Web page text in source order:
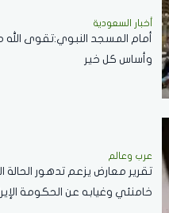
أخبار السعودية
أمام المسجد النبوي:تقوى الله
وأساس كل خير
عرب وعالم
تقرير معارض يزعم تدهور
خامنئي وغيابه عن الحكومة